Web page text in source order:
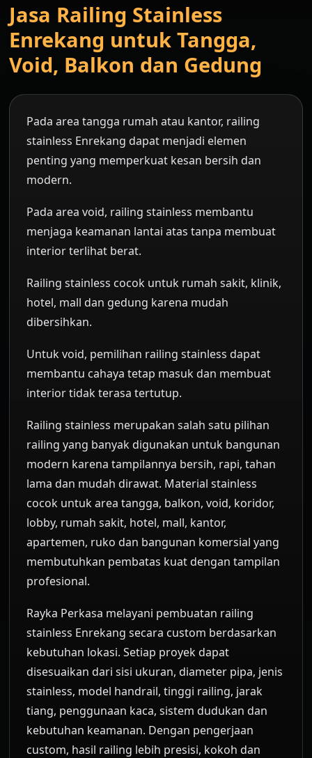
Jasa Railing Stainless
Enrekang untuk Tangga,
Void, Balkon dan Gedung
Pada area tangga rumah atau kantor, railing
stainless Enrekang dapat menjadi elemen
penting yang memperkuat kesan bersih dan
modern.
Pada area void, railing stainless membantu
menjaga keamanan lantai atas tanpa membuat
interior terlihat berat.
Railing stainless cocok untuk rumah sakit, klinik,
hotel, mall dan gedung karena mudah
dibersihkan.
Untuk void, pemilihan railing stainless dapat
membantu cahaya tetap masuk dan membuat
interior tidak terasa tertutup.
Railing stainless merupakan salah satu pilihan
railing yang banyak digunakan untuk bangunan
modern karena tampilannya bersih, rapi, tahan
lama dan mudah dirawat. Material stainless
cocok untuk area tangga, balkon, void, koridor,
lobby, rumah sakit, hotel, mall, kantor,
apartemen, ruko dan bangunan komersial yang
membutuhkan pembatas kuat dengan tampilan
profesional.
Rayka Perkasa melayani pembuatan railing
stainless Enrekang secara custom berdasarkan
kebutuhan lokasi. Setiap proyek dapat
disesuaikan dari sisi ukuran, diameter pipa, jenis
stainless, model handrail, tinggi railing, jarak
tiang, penggunaan kaca, sistem dudukan dan
kebutuhan keamanan. Dengan pengerjaan
custom, hasil railing lebih presisi, kokoh dan